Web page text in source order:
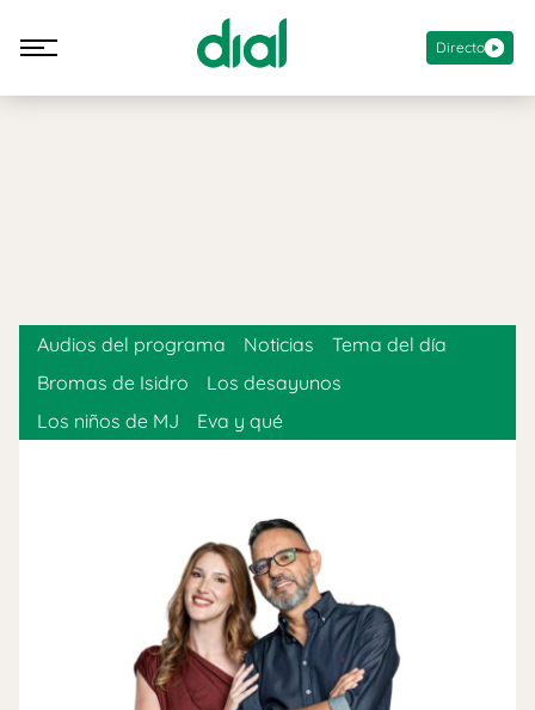
Directo
Audios del programa Noticias
Tema del día
Bromas de Isidro
Los desayunos
Los niños de MJ
Eva y qué